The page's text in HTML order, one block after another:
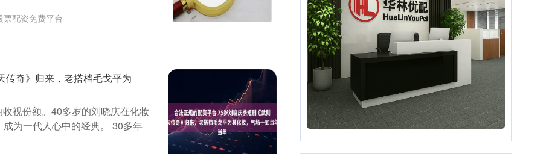
票配资免费平台
传奇》归来，老搭档毛戈平为
视份额。40多岁的刘晓庆在化妆
为一代人心中的经典。 30多年